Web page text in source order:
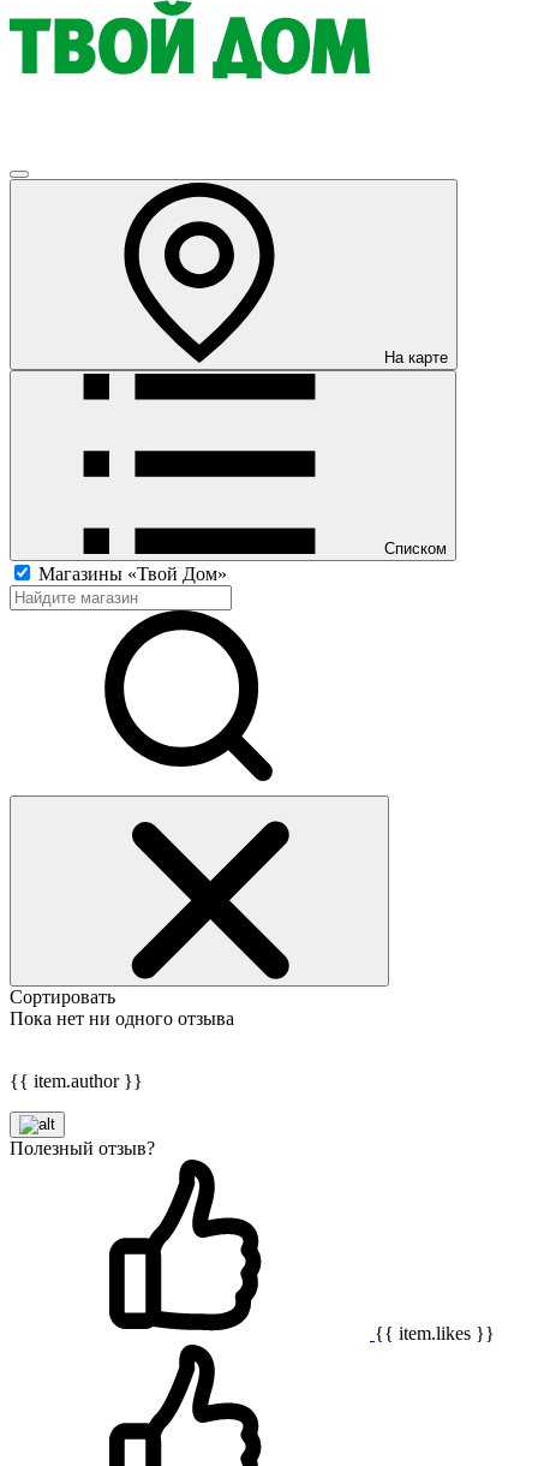
На карте
Списком
Магазины «Твой Дом»
Сортировать
Пока нет ни одного отзыва
{{ item.author }}
Полезный отзыв?
{{ item.likes }}